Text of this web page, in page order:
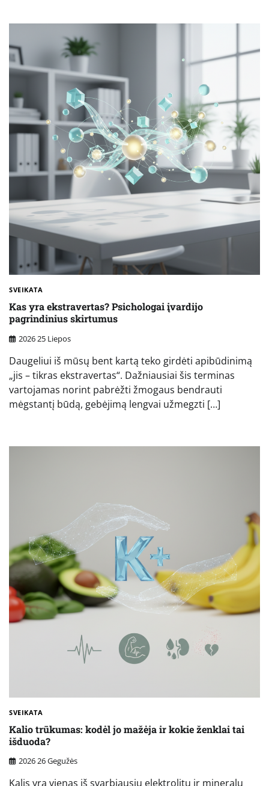
SVEIKATA
Kas yra ekstravertas? Psichologai įvardijo
pagrindinius skirtumus
2026 25 Liepos
Daugeliui iš mūsų bent kartą teko girdėti apibūdinimą
„jis – tikras ekstravertas“. Dažniausiai šis terminas
vartojamas norint pabrėžti žmogaus bendrauti
mėgstantį būdą, gebėjimą lengvai užmegzti […]
SVEIKATA
Kalio trūkumas: kodėl jo mažėja ir kokie ženklai tai
išduoda?
2026 26 Gegužės
Kalis yra vienas iš svarbiausių elektrolitų ir mineralų